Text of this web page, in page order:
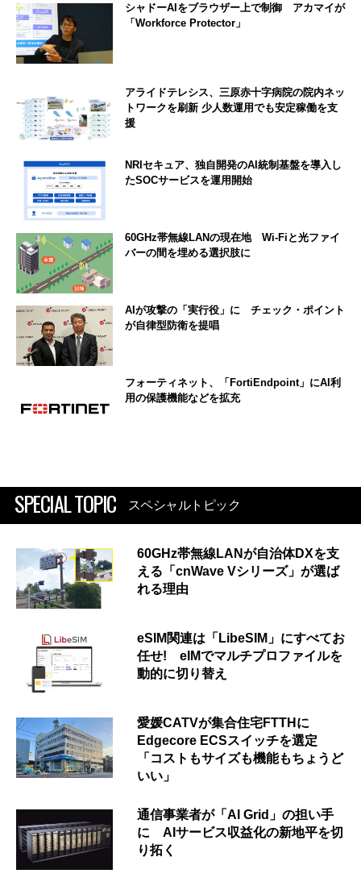
シャドーAIをブラウザー上で制御 アカマイが
「Workforce Protector」
アライドテレシス、三原赤十字病院の院内ネッ
トワークを刷新 少人数運用でも安定稼働を支
援
NRIセキュア、独自開発のAI統制基盤を導入し
たSOCサービスを運用開始
60GHz帯無線LANの現在地 Wi-Fiと光ファイ
バーの間を埋める選択肢に
AIが攻撃の「実行役」に チェック・ポイント
が自律型防衛を提唱
フォーティネット、「FortiEndpoint」にAI利
用の保護機能などを拡充
SPECIAL TOPIC スペシャルトピック
60GHz帯無線LANが自治体DXを支
える「cnWave Vシリーズ」が選ば
れる理由
eSIM関連は「LibeSIM」にすべてお
任せ! eIMでマルチプロファイルを
動的に切り替え
愛媛CATVが集合住宅FTTHに
Edgecore ECSスイッチを選定
「コストもサイズも機能もちょうど
いい」
通信事業者が「AI Grid」の担い手
に AIサービス収益化の新地平を切
り拓く